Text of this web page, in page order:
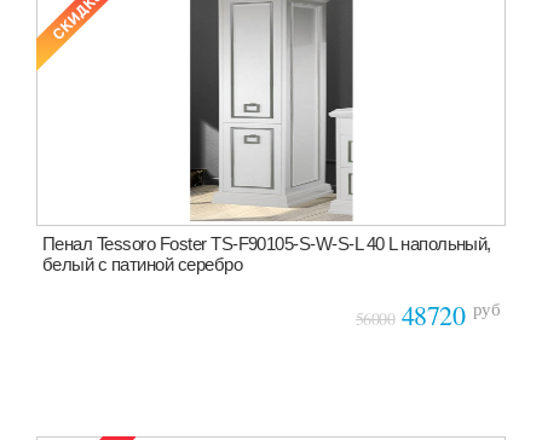
Пенал Tessoro Foster TS-F90105-S-W-S-L 40 L напольный,
белый с патиной серебро
5600048720 руб